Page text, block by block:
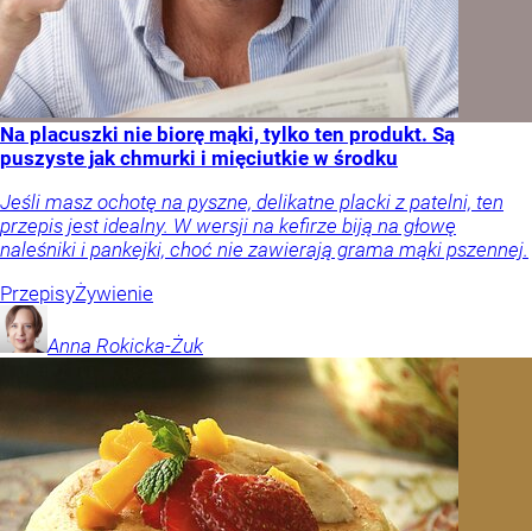
Na placuszki nie biorę mąki, tylko ten produkt. Są
puszyste jak chmurki i mięciutkie w środku
Jeśli masz ochotę na pyszne, delikatne placki z patelni, ten
przepis jest idealny. W wersji na kefirze biją na głowę
naleśniki i pankejki, choć nie zawierają grama mąki pszennej.
PrzepisyŻywienie
Anna Rokicka-Żuk